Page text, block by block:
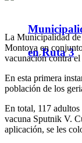
en Ruta 3
La Municipalidad
Montoya en
vacunación contra
En esta primera
población de los
En total, 117
vacuna Sputnik V.
aplicación, se les